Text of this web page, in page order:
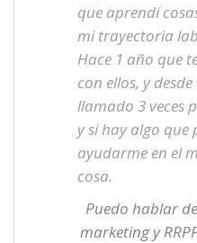
que aprendí
mi trayectoria
Hace 1 año que
con ellos, y
llamado 3 veces
y si hay algo
ayudarme en el
cosa.
Puedo hablar
marketing y